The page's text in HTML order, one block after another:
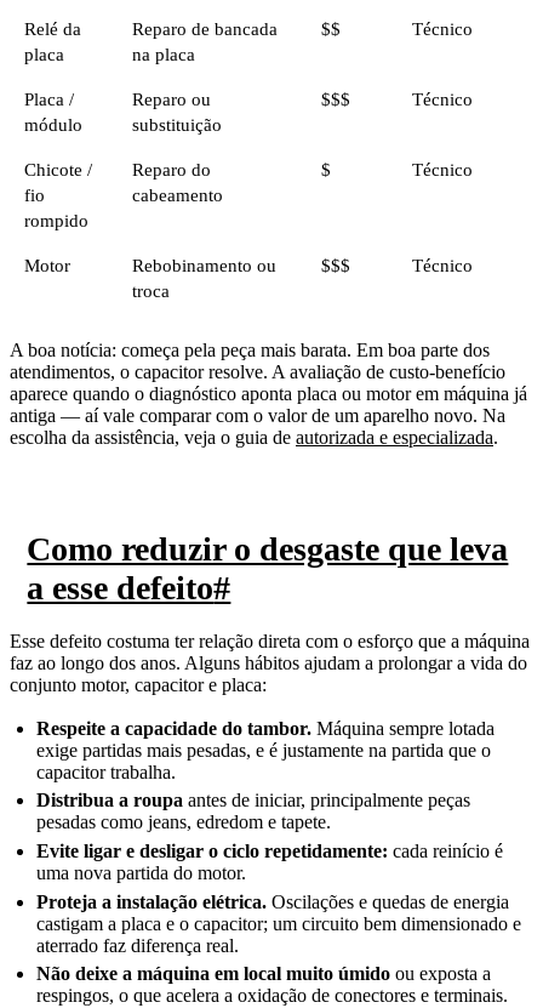
Relé da
placa
Reparo de bancada
na placa
$$ Técnico
Placa /
módulo
Reparo ou
substituição
$$$ Técnico
Chicote /
fio
rompido
Reparo do
cabeamento
$ Técnico
Motor
Rebobinamento ou
troca
$$$ Técnico
A boa notícia: começa pela peça mais barata. Em boa parte dos
atendimentos, o capacitor resolve. A avaliação de custo-benefício
aparece quando o diagnóstico aponta placa ou motor em máquina já
antiga — aí vale comparar com o valor de um aparelho novo. Na
escolha da assistência, veja o guia de autorizada e especializada.
Como reduzir o desgaste que leva
a esse defeito#
Esse defeito costuma ter relação direta com o esforço que a máquina
faz ao longo dos anos. Alguns hábitos ajudam a prolongar a vida do
conjunto motor, capacitor e placa:
Respeite a capacidade do tambor. Máquina sempre lotada
exige partidas mais pesadas, e é justamente na partida que o
capacitor trabalha.
Distribua a roupa antes de iniciar, principalmente peças
pesadas como jeans, edredom e tapete.
Evite ligar e desligar o ciclo repetidamente: cada reinício é
uma nova partida do motor.
Proteja a instalação elétrica. Oscilações e quedas de energia
castigam a placa e o capacitor; um circuito bem dimensionado e
aterrado faz diferença real.
Não deixe a máquina em local muito úmido ou exposta a
respingos, o que acelera a oxidação de conectores e terminais.